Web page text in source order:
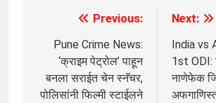
navigation
Previous:
Pune Crime News:
‘क्राइम पेट्रोल’ पाहून
बनला सराईत चेन स्नॅचर,
पोलिसांनी फिल्मी स्टाईलने
Next:
India vs
1st ODI:
नाणेफेक